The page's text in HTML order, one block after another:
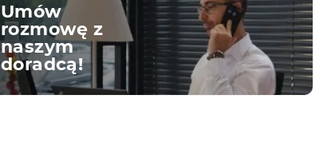
Umów
rozmowę z
naszym
doradcą!